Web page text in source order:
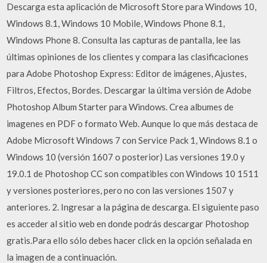
Descarga esta aplicación de Microsoft Store para Windows 10,
Windows 8.1, Windows 10 Mobile, Windows Phone 8.1,
Windows Phone 8. Consulta las capturas de pantalla, lee las
últimas opiniones de los clientes y compara las clasificaciones
para Adobe Photoshop Express: Editor de imágenes, Ajustes,
Filtros, Efectos, Bordes. Descargar la última versión de Adobe
Photoshop Album Starter para Windows. Crea albumes de
imagenes en PDF o formato Web. Aunque lo que más destaca de
Adobe Microsoft Windows 7 con Service Pack 1, Windows 8.1 o
Windows 10 (versión 1607 o posterior) Las versiones 19.0 y
19.0.1 de Photoshop CC son compatibles con Windows 10 1511
y versiones posteriores, pero no con las versiones 1507 y
anteriores. 2. Ingresar a la página de descarga. El siguiente paso
es acceder al sitio web en donde podrás descargar Photoshop
gratis.Para ello sólo debes hacer click en la opción señalada en
la imagen de a continuación.